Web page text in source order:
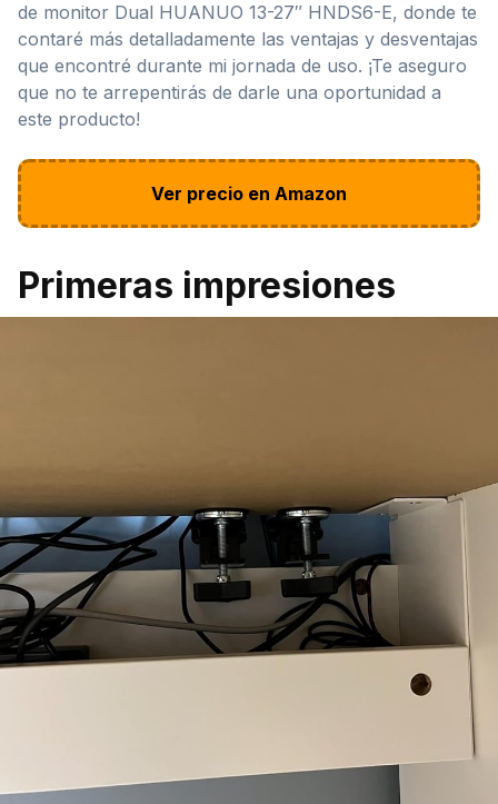
de monitor Dual HUANUO 13-27″ HNDS6-E, donde te
contaré más detalladamente las ventajas y desventajas
que encontré durante mi jornada de uso. ¡Te aseguro
que no te arrepentirás de darle una oportunidad a
este producto!
Ver precio en Amazon
Primeras impresiones